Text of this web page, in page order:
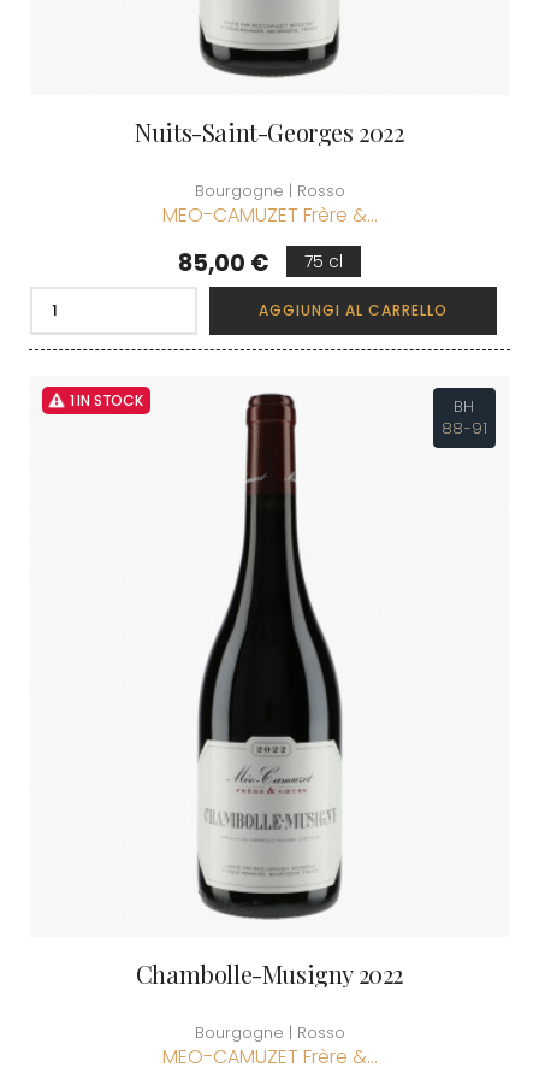
Nuits-Saint-Georges 2022
Bourgogne | Rosso
MEO-CAMUZET Frère &...
Prezzo
85,00 € 75 cl
AGGIUNGI AL CARRELLO
1 IN STOCK
BH
88-91
Chambolle-Musigny 2022
Bourgogne | Rosso
MEO-CAMUZET Frère &...